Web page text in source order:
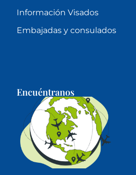
Información Visados
Embajadas y consulados
Encuéntranos